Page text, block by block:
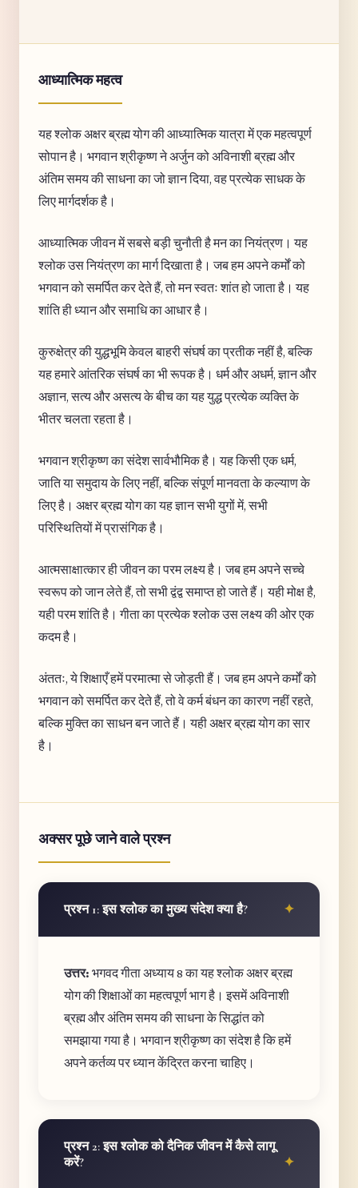
आध्यात्मिक महत्व
यह श्लोक अक्षर ब्रह्म योग की आध्यात्मिक यात्रा में एक महत्वपूर्ण
सोपान है। भगवान श्रीकृष्ण ने अर्जुन को अविनाशी ब्रह्म और
अंतिम समय की साधना का जो ज्ञान दिया, वह प्रत्येक साधक के
लिए मार्गदर्शक है।
आध्यात्मिक जीवन में सबसे बड़ी चुनौती है मन का नियंत्रण। यह
श्लोक उस नियंत्रण का मार्ग दिखाता है। जब हम अपने कर्मों को
भगवान को समर्पित कर देते हैं, तो मन स्वतः शांत हो जाता है। यह
शांति ही ध्यान और समाधि का आधार है।
कुरुक्षेत्र की युद्धभूमि केवल बाहरी संघर्ष का प्रतीक नहीं है, बल्कि
यह हमारे आंतरिक संघर्ष का भी रूपक है। धर्म और अधर्म, ज्ञान और
अज्ञान, सत्य और असत्य के बीच का यह युद्ध प्रत्येक व्यक्ति के
भीतर चलता रहता है।
भगवान श्रीकृष्ण का संदेश सार्वभौमिक है। यह किसी एक धर्म,
जाति या समुदाय के लिए नहीं, बल्कि संपूर्ण मानवता के कल्याण के
लिए है। अक्षर ब्रह्म योग का यह ज्ञान सभी युगों में, सभी
परिस्थितियों में प्रासंगिक है।
आत्मसाक्षात्कार ही जीवन का परम लक्ष्य है। जब हम अपने सच्चे
स्वरूप को जान लेते हैं, तो सभी द्वंद्व समाप्त हो जाते हैं। यही मोक्ष है,
यही परम शांति है। गीता का प्रत्येक श्लोक उस लक्ष्य की ओर एक
कदम है।
अंततः, ये शिक्षाएँ हमें परमात्मा से जोड़ती हैं। जब हम अपने कर्मों को
भगवान को समर्पित कर देते हैं, तो वे कर्म बंधन का कारण नहीं रहते,
बल्कि मुक्ति का साधन बन जाते हैं। यही अक्षर ब्रह्म योग का सार
है।
अक्सर पूछे जाने वाले प्रश्न
प्रश्न 1: इस श्लोक का मुख्य संदेश क्या है?
उत्तर: भगवद गीता अध्याय 8 का यह श्लोक अक्षर ब्रह्म
योग की शिक्षाओं का महत्वपूर्ण भाग है। इसमें अविनाशी
ब्रह्म और अंतिम समय की साधना के सिद्धांत को
समझाया गया है। भगवान श्रीकृष्ण का संदेश है कि हमें
अपने कर्तव्य पर ध्यान केंद्रित करना चाहिए।
प्रश्न 2: इस श्लोक को दैनिक जीवन में कैसे लागू
करें?